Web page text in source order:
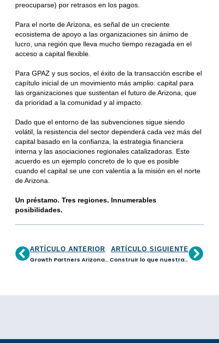
preocuparse) por retrasos en los pagos.
Para el norte de Arizona, es señal de un creciente
ecosistema de apoyo a las organizaciones sin ánimo de
lucro, una región que lleva mucho tiempo rezagada en el
acceso a capital flexible.
Para GPAZ y sus socios, el éxito de la transacción escribe el
capítulo inicial de un movimiento más amplio: capital para
las organizaciones que sustentan el futuro de Arizona, que
da prioridad a la comunidad y al impacto.
Dado que el entorno de las subvenciones sigue siendo
volátil, la resistencia del sector dependerá cada vez más del
capital basado en la confianza, la estrategia financiera
interna y las asociaciones regionales catalizadoras. Este
acuerdo es un ejemplo concreto de lo que es posible
cuando el capital se une con valentía a la misión en el norte
de Arizona.
Un préstamo. Tres regiones. Innumerables
posibilidades.
ARTÍCULO ANTERIOR
Growth Partners Arizona en colaboración con ASU Edson E+I Institute amplía el acceso a la preparación de capital para las pequeñas empresas de Arizona
ARTÍCULO SIGUIENTE
Construir lo que nuestras comunidades merecen: Una reflexión de tres años sobre el crecimiento intencional y el liderazgo transformacional